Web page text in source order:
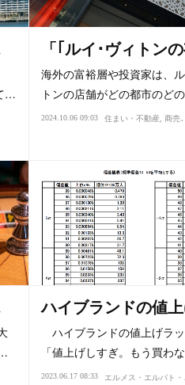
…
価値・値打ち 相場・投資
「｢ルイ･ヴィトン
海外の富裕層や投資家は、
トンの店舗がどの都市のど
2024.10.06 09:03 住まい・不動産 商売・ビジネス
価値・値打ち
ハイブランドの値
ハイブランドの値上げラ
「値上げしすぎ。もう買わ
2023.06.17 08:33 ル